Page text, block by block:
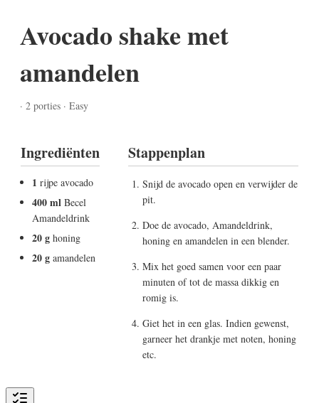
Avocado shake met
amandelen
· 2 porties · Easy
Ingrediënten
1 rijpe avocado
400 ml Becel
Amandeldrink
20 g honing
20 g amandelen
Stappenplan
Snijd de avocado open en verwijder de
pit.
Doe de avocado, Amandeldrink,
honing en amandelen in een blender.
Mix het goed samen voor een paar
minuten of tot de massa dikkig en
romig is.
Giet het in een glas. Indien gewenst,
garneer het drankje met noten, honing
etc.